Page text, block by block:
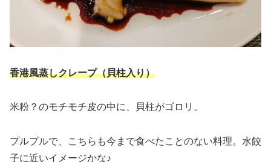
香港風蒸しクレープ（貝柱入り）
米粉？のモチモチ皮の中に、貝柱がゴロリ。
プルプルで、こちらも今まで食べたことのない料理。水餃
子に近いイメージかな♪